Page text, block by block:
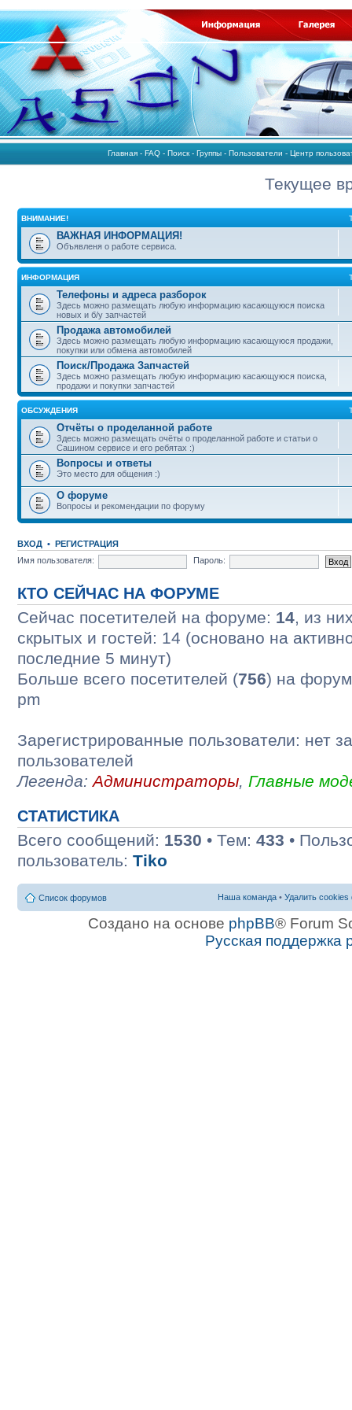
Главная - FAQ - Поиск - Группы - Пользователи - Центр
Текущее
ВНИМАНИЕ!
ВАЖНАЯ ИНФОРМАЦИЯ!
Объявленя о работе сервиса.
ИНФОРМАЦИЯ
Телефоны и адреса разборок
Здесь можно размещать любую информацию касающуюся поиска
новых и б/у запчастей
Продажа автомобилей
Здесь можно размещать любую информацию касающуюся продажи,
покупки или обмена автомобилей
Поиск/Продажа Запчастей
Здесь можно размещать любую информацию касающуюся поиска,
продажи и покупки запчастей
ОБСУЖДЕНИЯ
Отчёты о проделанной работе
Здесь можно размещать очёты о проделанной работе и статьи о
Сашином сервисе и его ребятах :)
Вопросы и ответы
Это место для общения :)
О форуме
Вопросы и рекомендации по форуму
ВХОД • РЕГИСТРАЦИЯ
Имя пользователя:
Пароль:
КТО СЕЙЧАС НА ФОРУМЕ
Сейчас посетителей на форуме: 14 , из
скрытых и гостей: 14 (основано на
последние 5 минут)
Больше всего посетителей (756) на
pm
Зарегистрированные пользователи: нет
пользователей
Легенда: Администраторы Главные
СТАТИСТИКА
Всего сообщений: 1530 • Тем: 433 •
пользователь: Tiko
Список форумов Наша команда • Удалить
Создано на основе phpBB® Forum
Русская поддержка